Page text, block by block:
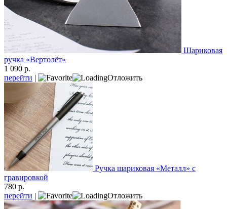
Шариковая
ручка «Вертолёт»
1 090 р.
перейти | Отложить
Ручка шариковая «Металл» с
гравировкой
780 р.
перейти | Отложить